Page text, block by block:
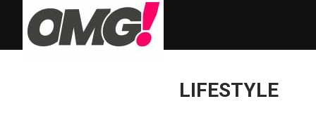
LIFESTYLE